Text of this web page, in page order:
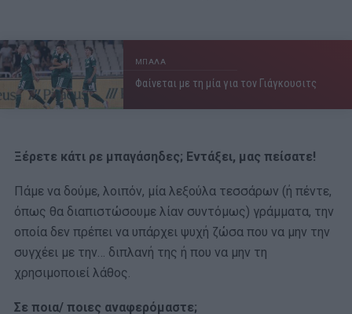
ΜΠΑΛΑ
Φαίνεται με τη μία για τον Γιάγκουσιτς
Ξέρετε κάτι ρε μπαγάσηδες; Εντάξει, μας πείσατε!
Πάμε να δούμε, λοιπόν, μία λεξούλα τεσσάρων (ή πέντε,
όπως θα διαπιστώσουμε λίαν συντόμως) γράμματα, την
οποία δεν πρέπει να υπάρχει ψυχή ζώσα που να μην την
συγχέει με την… διπλανή της ή που να μην τη
χρησιμοποιεί λάθος.
Σε ποια/ ποιες αναφερόμαστε;